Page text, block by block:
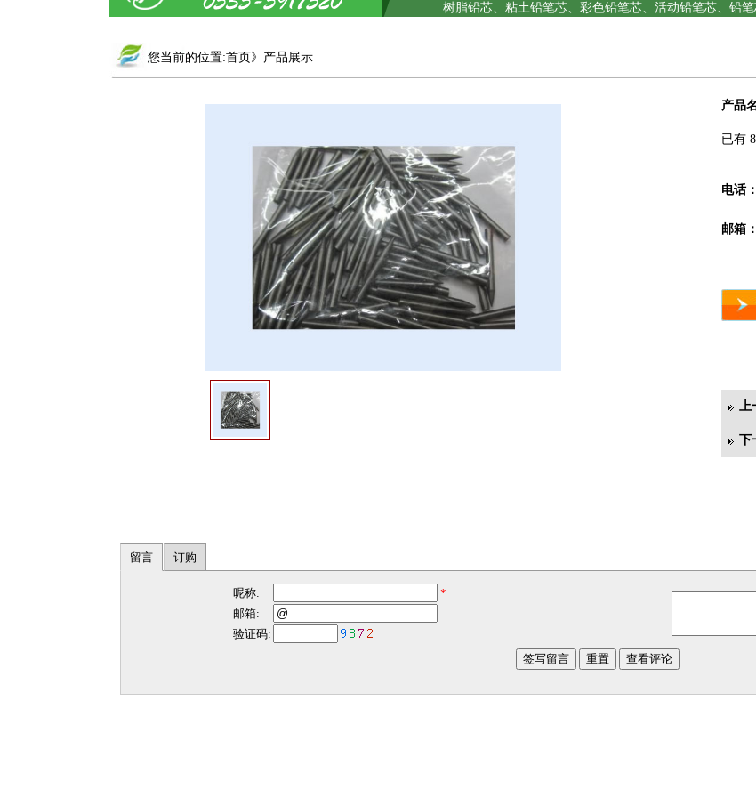
树脂铅芯、 粘土铅笔芯、 彩色铅笔芯、 活动铅笔芯、 铅
您当前的位置:首页》产品展示
产品
已有
电话：
邮箱：
上
下
留言 订购